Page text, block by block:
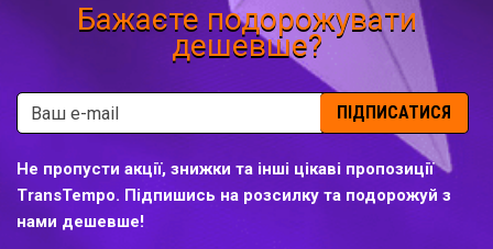
Бажаєте подорожувати
дешевше?
ПІДПИСАТИСЯ
Не пропусти акції, знижки та інші цікаві пропозиції
TransTempo. Підпишись на розсилку та подорожуй з
нами дешевше!